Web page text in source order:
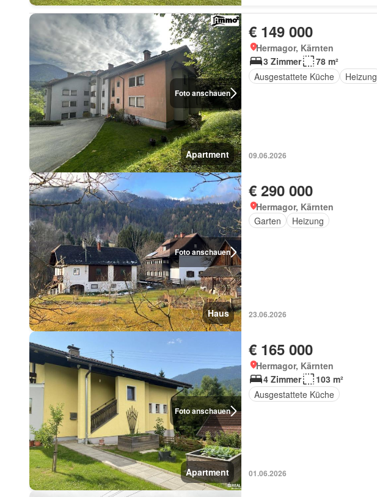
Foto anschauen
Apartment
€ 149 000
Hermagor, Kärnten
3 Zimmer
78 m²
Ausgestattete Küche
Heizung
09.06.2026
Foto anschauen
Haus
€ 290 000
Hermagor, Kärnten
Garten
Heizung
23.06.2026
Foto anschauen
Apartment
€ 165 000
Hermagor, Kärnten
4 Zimmer
103 m²
Ausgestattete Küche
01.06.2026